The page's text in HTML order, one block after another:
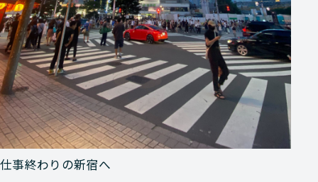
仕事終わりの新宿へ